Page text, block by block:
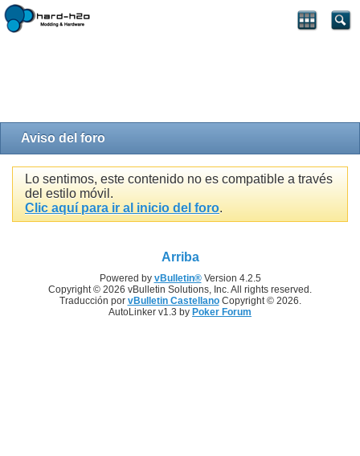
Aviso del foro
Lo sentimos, este contenido no es compatible a través
del estilo móvil.
Clic aquí para ir al inicio del foro.
Arriba
Powered by vBulletin®Version 4.2.5
Copyright © 2026 vBulletin Solutions, Inc. All rights reserved.
Traducción por vBulletin CastellanoCopyright © 2026.
AutoLinker v1.3 by Poker Forum